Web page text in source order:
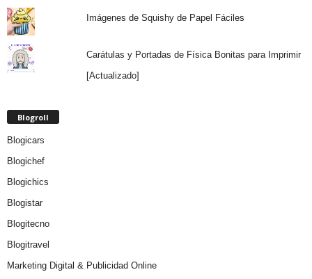
Imágenes de Squishy de Papel Fáciles
Carátulas y Portadas de Física Bonitas para Imprimir
[Actualizado]
Blogroll
Blogicars
Blogichef
Blogichics
Blogistar
Blogitecno
Blogitravel
Marketing Digital & Publicidad Online